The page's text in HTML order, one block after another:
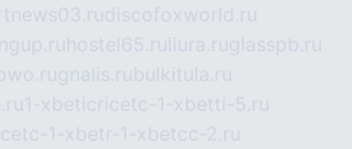
discofoxworld.ru
hostel65.ru liura.ruglasspb.ru
gnalis.rubulkitula.ru
1-xbeticricetc-1-xbetti-5.ru
1-xbetr-1-xbetcc-2.ru